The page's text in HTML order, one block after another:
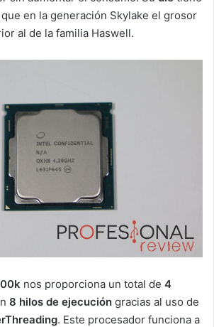
en la generación Skylake el grosor
al de la familia Haswell.
nos proporciona un total de 4
8 hilos de ejecución gracias al uso de
. Este procesador funciona a